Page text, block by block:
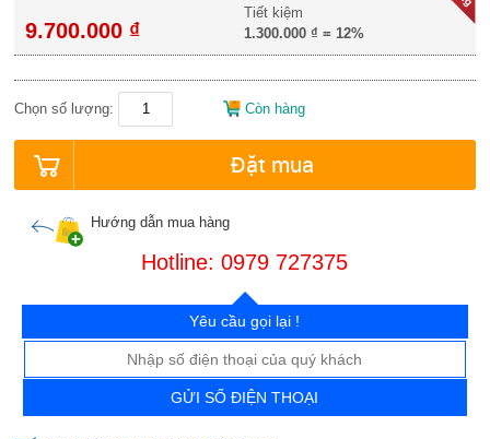
9.700.000 ₫
Tiết kiệm
1.300.000 ₫ = 12%
Chọn số lượng: Còn hàng
Đặt mua
Hướng dẫn mua hàng
Hotline: 0979 727375
Yêu cầu gọi lại !
GỬI SỐ ĐIỆN THOẠI